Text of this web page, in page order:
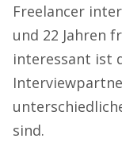
Freelancer
und 22 Jahren
interessant ist
sind.